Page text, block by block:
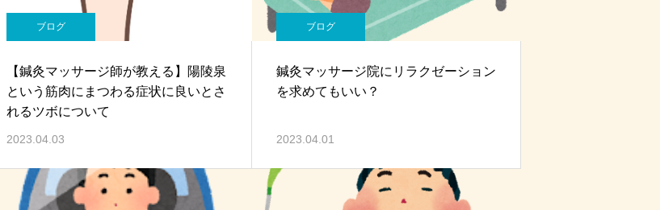
ブログ
【鍼灸マッサージ師が教える】陽陵泉
という筋肉にまつわる症状に良いとさ
れるツボについて
2023.04.03
ブログ
鍼灸マッサージ院にリラクゼーション
を求めてもいい？
2023.04.01